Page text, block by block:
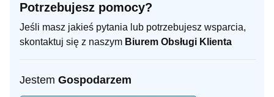
Potrzebujesz pomocy?
Jeśli masz jakieś pytania lub potrzebujesz wsparcia,
skontaktuj się z naszym Biurem Obsługi Klienta
Jestem Gospodarzem